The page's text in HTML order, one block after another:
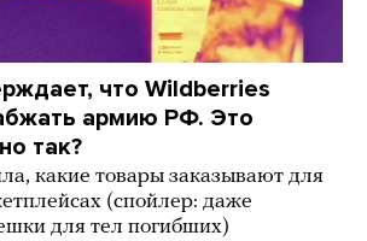
что Wildberries
армию РФ. Это
так?
какие товары заказывают для
(спойлер: даже
для тел погибших)